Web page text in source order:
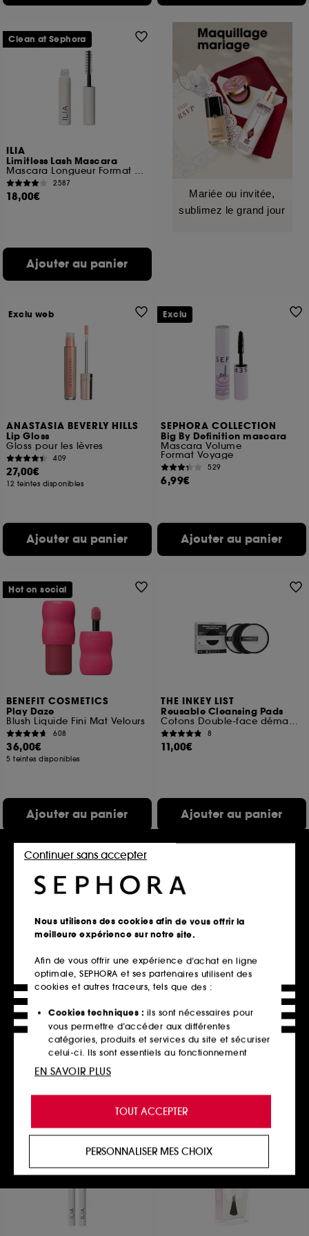
ILIA
Limitless Lash Mascara
Mascara Longueur Format Voyage
2587
18,00€
Ajouter au panier
Clean at Sephora
Mariée ou invitée,
sublimez le grand jour
ANASTASIA BEVERLY HILLS
Lip Gloss
Gloss pour les lèvres
409
27,00€
12 teintes disponibles
Ajouter au panier
Exclu web
SEPHORA COLLECTION
Big By Definition mascara
Mascara Volume
Format Voyage
529
6,99€
Ajouter au panier
Exclu
BENEFIT COSMETICS
Play Daze
Blush Liquide Fini Mat Velours
608
36,00€
5 teintes disponibles
Ajouter au panier
Hot on social
THE INKEY LIST
Reusable Cleansing Pads
Cotons Double-face démaquillants réutilisables
8
11,00€
Ajouter au panier
ANASTASIA BEVERLY HILLS
Smooth Blur Bronzer
Bronzer
84
43,00€
7 teintes disponibles
LE MINI MACARON
Kit de dépose
76
17,00€
Nous utilisons des cookies afin de vous offrir la
meilleure expérience sur notre site.
Afin de vous offrir une expérience d’achat en ligne
optimale, SEPHORA et ses partenaires utilisent des
cookies et autres traceurs, tels que des :
Cookies techniques : ils sont nécessaires pour
vous permettre d’accéder aux différentes
catégories, produits et services du site et sécuriser
celui-ci. Ils sont essentiels au fonctionnement
technique du site et ne peuvent être désactivés.
de vous offrir une expérience enrichie et
personnalisée en vous recommandant des
produits, des services et des contenus qui
proposer des offres promotionnelles adaptées à
votre profil.
ils sont
utilisés pour vous présenter du contenu susceptible
de vous plaire via des publicités, y compris sur des
TOUT ACCEPTER
Continuer sans accepter
PERSONNALISER MES CHOIX
EN SAVOIR PLUS